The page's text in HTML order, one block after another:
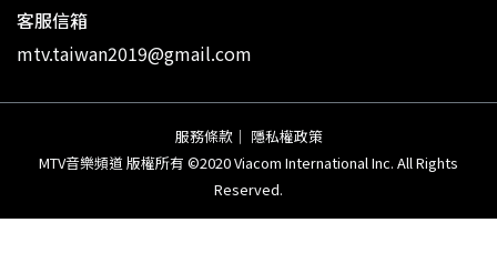
客服信箱
mtv.taiwan2019@gmail.com
服務條款 ｜ 隱私權政策
MTV音樂頻道 版權所有 ©2020 Viacom International Inc. All Rights
Reserved.